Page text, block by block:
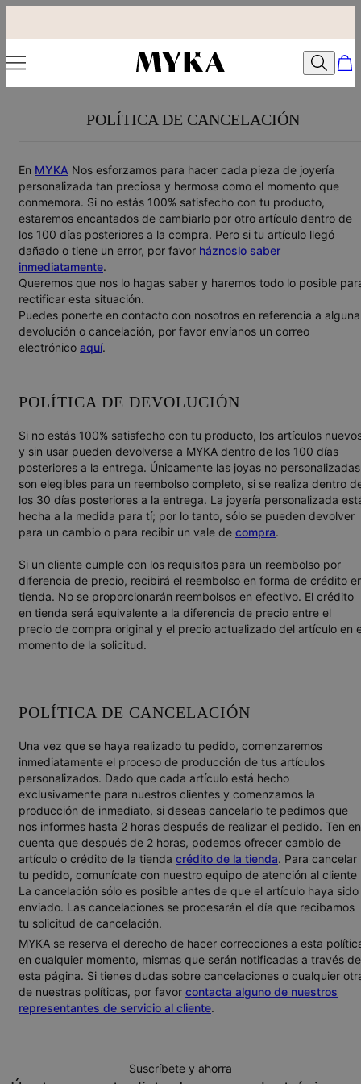
POLÍTICA DE CANCELACIÓN
En MYKA Nos esforzamos para hacer cada pieza de joyería
personalizada tan preciosa y hermosa como el momento que
conmemora. Si no estás 100% satisfecho con tu producto,
estaremos encantados de cambiarlo por otro artículo dentro de
los 100 días posteriores a la compra. Pero si tu artículo llegó
dañado o tiene un error, por favor háznoslo saber
inmediatamente.
Queremos que nos lo hagas saber y haremos todo lo posible
rectificar esta situación.
Puedes ponerte en contacto con nosotros en referencia a alguna
devolución o cancelación, por favor envíanos un correo
electrónico aquí.
POLÍTICA DE DEVOLUCIÓN
Si no estás 100% satisfecho con tu producto, los artículos
y sin usar pueden devolverse a MYKA dentro de los 100 días
posteriores a la entrega. Únicamente las joyas no personalizadas
son elegibles para un reembolso completo, si se realiza dentro
los 30 días posteriores a la entrega. La joyería personalizada
hecha a la medida para tí; por lo tanto, sólo se pueden devolver
para un cambio o para recibir un vale de compra.
Si un cliente cumple con los requisitos para un reembolso por
diferencia de precio, recibirá el reembolso en forma de crédito
tienda. No se proporcionarán reembolsos en efectivo. El crédito
en tienda será equivalente a la diferencia de precio entre el
precio de compra original y el precio actualizado del artículo en
momento de la solicitud.
POLÍTICA DE CANCELACIÓN
Una vez que se haya realizado tu pedido, comenzaremos
inmediatamente el proceso de producción de tus artículos
personalizados. Dado que cada artículo está hecho
exclusivamente para nuestros clientes y comenzamos la
producción de inmediato, si deseas cancelarlo te pedimos que
nos informes hasta 2 horas después de realizar el pedido. Ten en
cuenta que después de 2 horas, podemos ofrecer cambio de
artículo o crédito de la tienda crédito de la tienda. Para cancelar
tu pedido, comunícate con nuestro equipo de atención al cliente
La cancelación sólo es posible antes de que el artículo haya sido
enviado. Las cancelaciones se procesarán el día que recibamos
tu solicitud de cancelación.
MYKA se reserva el derecho de hacer correcciones a esta
en cualquier momento, mismas que serán notificadas a través de
esta página. Si tienes dudas sobre cancelaciones o cualquier
de nuestras políticas, por favor contacta alguno de nuestros
representantes de servicio al cliente.
Suscríbete y ahorra